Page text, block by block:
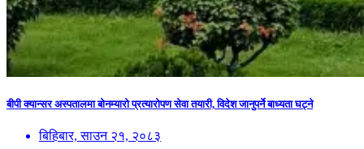
बीपी क्यान्सर अस्पतालमा बोनम्यारो प्रत्यारोपण सेवा तयारी, विदेश जानुपर्ने बाध्यता घट्ने
बिहिबार, साउन २१, २०८३